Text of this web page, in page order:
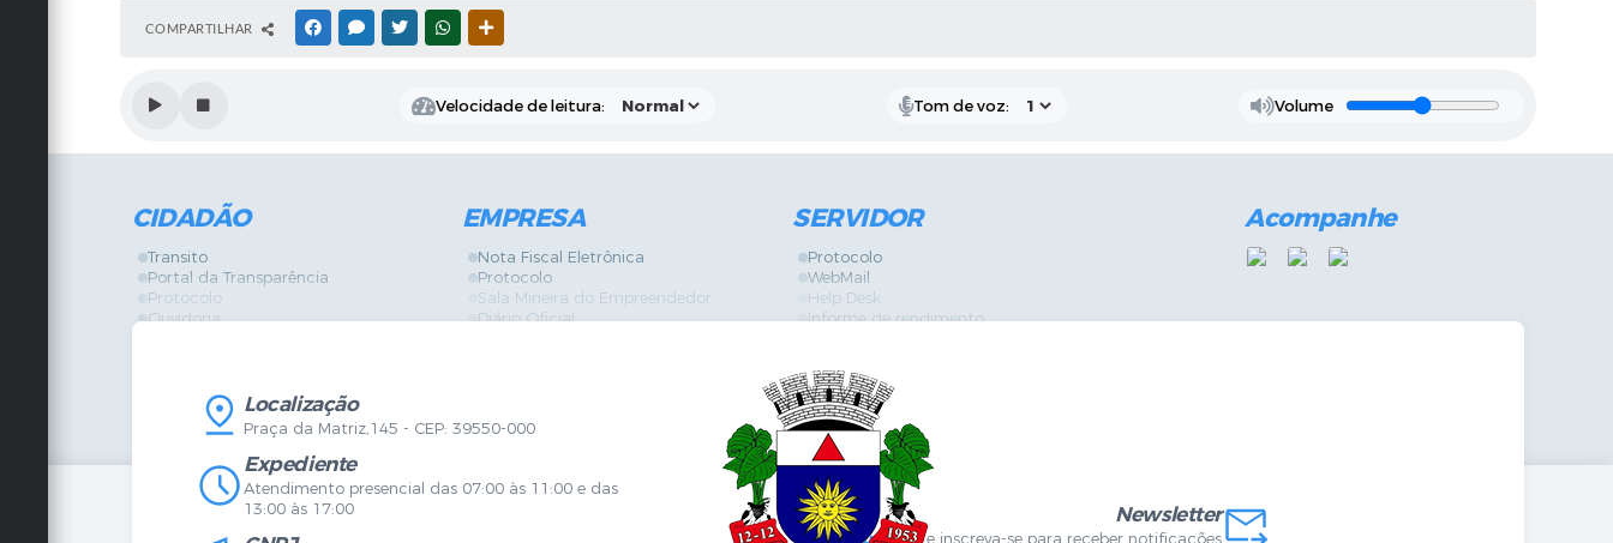
COMPARTILHAR FACEBOOKMESSENGER
TWITTERWHATSAPP
Velocidade de leitura: Tom de voz: Volume
CIDADÃO
Transito
Portal da Transparência
Protocolo
Ouvidoria
Legislação
Diário Oficial
Mapa do Site
Certidões
Agenda de Eventos
Concursos
EMPRESA
Nota Fiscal Eletrônica
Protocolo
Sala Mineira do Empreendedor
Diário Oficial
Serviços Online
Vigilância Sanitária
SERVIDOR
Protocolo
WebMail
Help Desk
Informe de rendimento
GPI
Diário Oficial
Fale com RH
SGDI - Sistema de Gerência de Demandas Internas
Concurso Público e Processo Seletivo
Portal da Atenção Primaria
Acompanhe
Localização
Praça da Matriz,145 - CEP: 39550-000
Expediente
Atendimento presencial das 07:00 às 11:00 e das
13:00 às 17:00
Newsletter
Clique aquie inscreva-se para receber notificações